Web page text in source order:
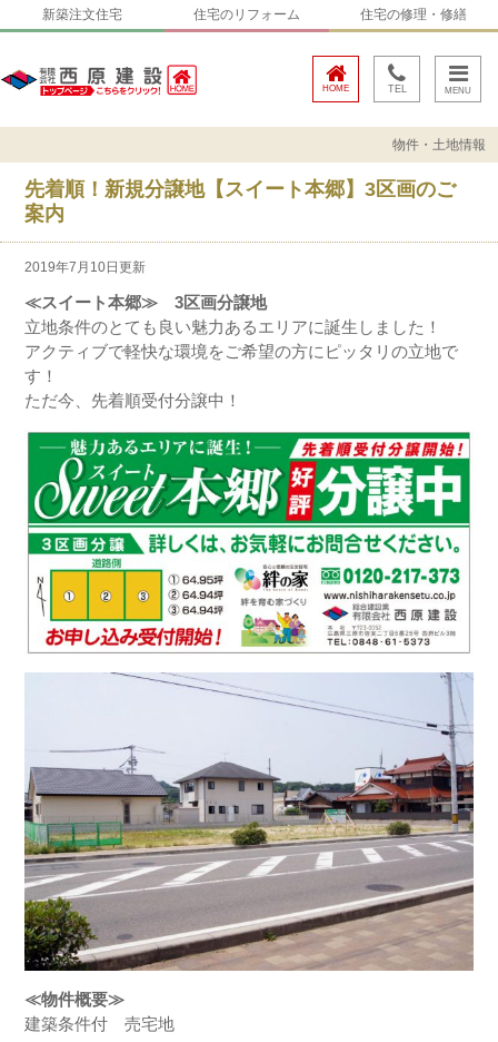
新築注文住宅 住宅のリフォーム 住宅の修理・修繕
TEL
HOME
物件・土地情報
先着順！新規分譲地【スイート本郷】3区画のご
案内
2019年7月10日更新
≪スイート本郷≫ 3区画分譲地
立地条件のとても良い魅力あるエリアに誕生しました！
アクティブで軽快な環境をご希望の方にピッタリの立地で
す！
ただ今、先着順受付分譲中！
≪物件概要≫
建築条件付 売宅地